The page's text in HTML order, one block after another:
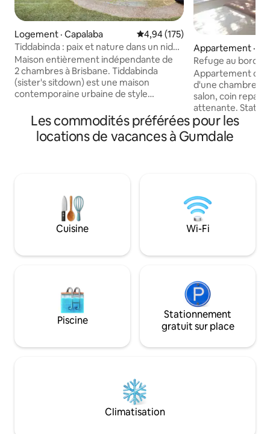
Logement · Capalaba Note moyenne de 4,94 sur 5,
4,94 (175)
Tiddabinda : paix et nature dans un nid
spacieux en bord de baie
Maison entièrement indépendante de
2 chambres à Brisbane. Tiddabinda
(sister's sitdown) est une maison
contemporaine urbaine de style
autonome offrant confort et
commodité moderne. Avec sa propre
entrée avant, son jardin avant
de grande taille, c'est votre maison. Vous
avez votre propre entrée, un salon
complet, une cuisine entièrement
fonctionnelle (réfrigérateur complet,
bains et deux chambres (toutes deux
équipements modernes sont inclus, tels
que Foxtel, Telstra TV, Google Home et
Internet haut débit NBN illimité (Wi-Fi).
Cette maison « intelligente » est
utilise uniquement des produits non
plafond partout, ce qui garantit votre
confort à tout moment de l'année.
Toute la maison dispose d'eau filtrée qui
est délicieuse à boire. Tous les produits
Appartement ·
Refuge au bord
stationnement,
Appartement
d'une chambre
salon, coin repas,
attenante.
place, dans l'allée WiFi
intelligent, laveuse-
raisons
de qualité à un
quelques
INTERDICTION
VAPOTER, DE
DES FÊTES
réserver
Les commodités préférées pour les
locations de vacances à Gumdale
Cuisine Wi-Fi
Piscine
Stationnement
gratuit sur place
Climatisation